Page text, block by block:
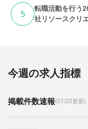
5
転職活動を行う
社リソースクリ
今週の求人指標
掲載件数速報(07/20更新)